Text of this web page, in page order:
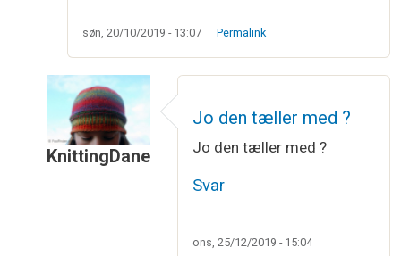
søn, 20/10/2019 - 13:07 Permalink
KnittingDane
At slå masker op
Jo den tæller med ?
Jo den tæller med ?
Svar
ons, 25/12/2019 - 15:04